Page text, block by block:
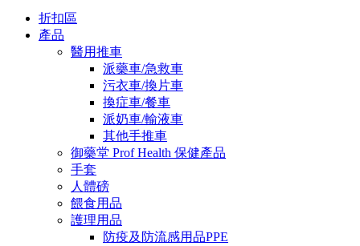
折扣區
產品
醫用推車
派藥車/急救車
污衣車/換片車
換症車/餐車
派奶車/輸液車
其他手推車
御藥堂 Prof Health 保健產品
手套
人體磅
餵食用品
護理用品
防疫及防流感用品PPE